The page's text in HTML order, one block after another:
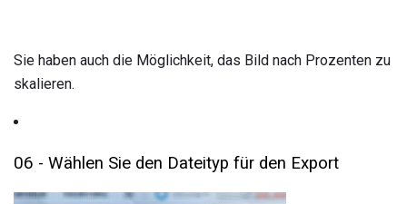
Sie haben auch die Möglichkeit, das Bild nach Prozenten zu
skalieren.
06 - Wählen Sie den Dateityp für den Export